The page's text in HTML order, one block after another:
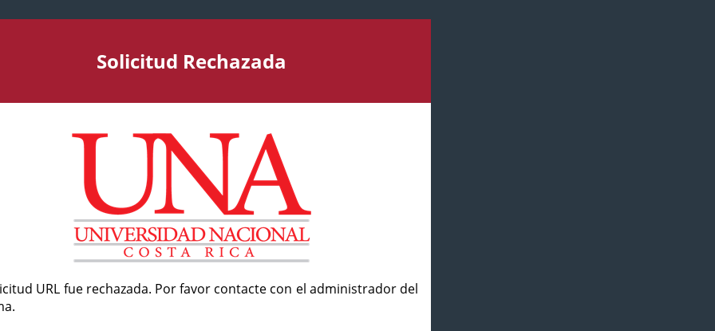
Solicitud Rechazada
URL fue rechazada. Por favor contacte con el administrador del